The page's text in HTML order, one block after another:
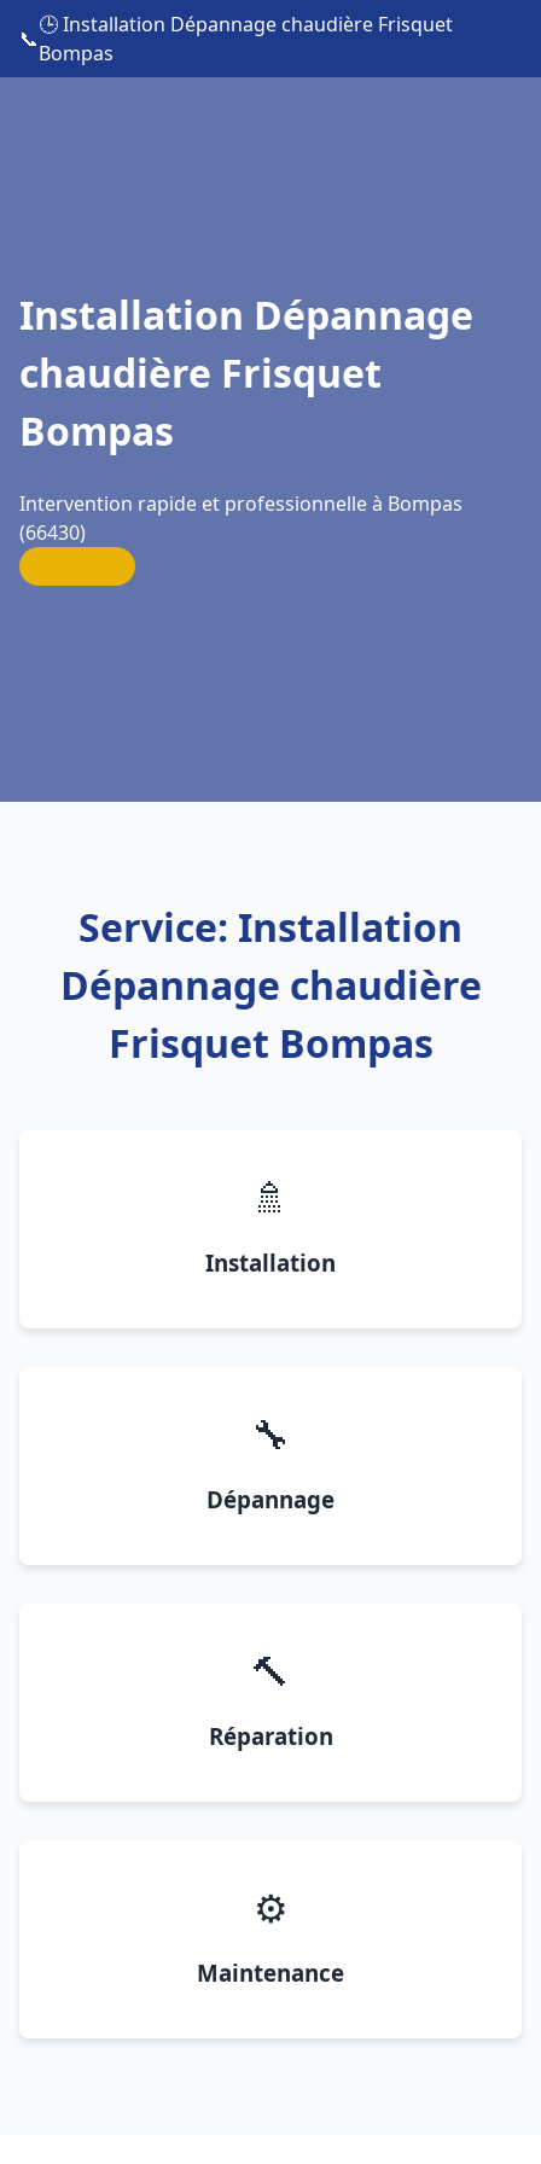
📞
🕒 Installation Dépannage chaudière Frisquet
Bompas
Installation Dépannage
chaudière Frisquet
Bompas
Intervention rapide et professionnelle à Bompas
(66430)
Service: Installation
Dépannage chaudière
Frisquet Bompas
🚿
Installation
🔧
Dépannage
🔨
Réparation
⚙️
Maintenance